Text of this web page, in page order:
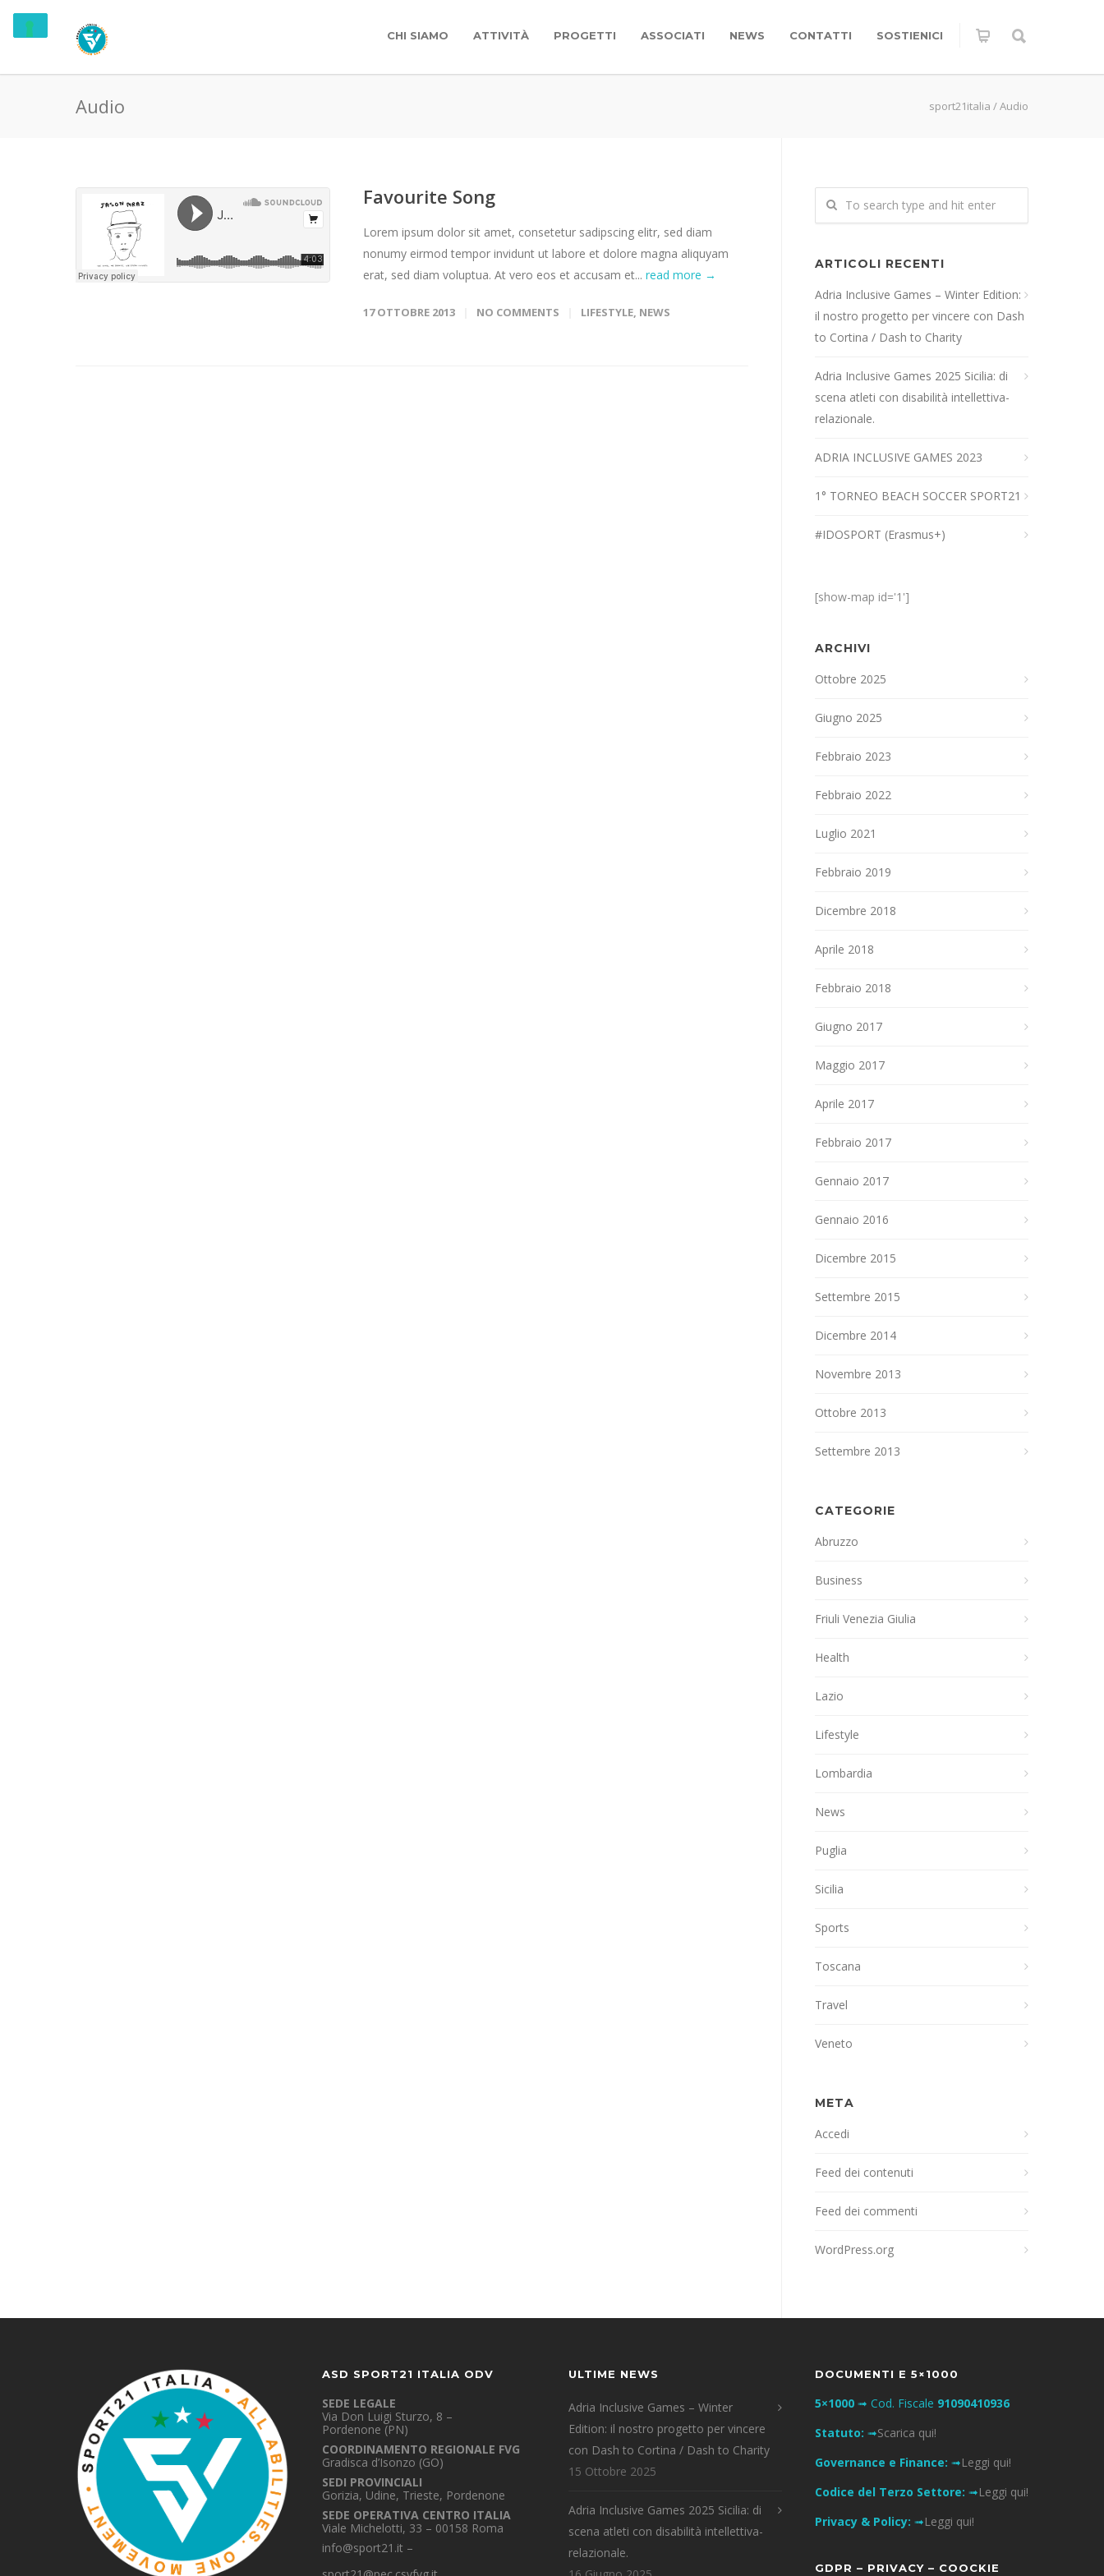
CHI SIAMO ATTIVITÀ PROGETTI ASSOCIATI NEWS CONTATTI SOSTIENICI
Audio sport21italia /Audio
Favourite Song
Lorem ipsum dolor sit amet, consetetur sadipscing elitr, sed diam
nonumy eirmod tempor invidunt ut labore et dolore magna aliquyam
erat, sed diam voluptua. At vero eos et accusam et... read more →
17 OTTOBRE 2013 NO COMMENTS LIFESTYLE, NEWS
ARTICOLI RECENTI
Adria Inclusive Games – Winter Edition:
il nostro progetto per vincere con Dash
to Cortina / Dash to Charity
Adria Inclusive Games 2025 Sicilia: di
scena atleti con disabilità intellettiva-
relazionale.
ADRIA INCLUSIVE GAMES 2023
1° TORNEO BEACH SOCCER SPORT21
#IDOSPORT (Erasmus+)
[show-map id='1']
ARCHIVI
Ottobre 2025
Giugno 2025
Febbraio 2023
Febbraio 2022
Luglio 2021
Febbraio 2019
Dicembre 2018
Aprile 2018
Febbraio 2018
Giugno 2017
Maggio 2017
Aprile 2017
Febbraio 2017
Gennaio 2017
Gennaio 2016
Dicembre 2015
Settembre 2015
Dicembre 2014
Novembre 2013
Ottobre 2013
Settembre 2013
CATEGORIE
Abruzzo
Business
Friuli Venezia Giulia
Health
Lazio
Lifestyle
Lombardia
News
Puglia
Sicilia
Sports
Toscana
Travel
Veneto
META
Accedi
Feed dei contenuti
Feed dei commenti
WordPress.org
ASD SPORT21 ITALIA ODV
SEDE LEGALE
Via Don Luigi Sturzo, 8 –
Pordenone (PN)
COORDINAMENTO REGIONALE FVG
Gradisca d’Isonzo (GO)
SEDI PROVINCIALI
Gorizia, Udine, Trieste, Pordenone
SEDE OPERATIVA CENTRO ITALIA
Viale Michelotti, 33 – 00158 Roma
info@sport21.it –
ULTIME NEWS
Adria Inclusive Games – Winter
Edition: il nostro progetto per vincere
con Dash to Cortina / Dash to Charity
15 Ottobre 2025
Adria Inclusive Games 2025 Sicilia: di
scena atleti con disabilità intellettiva-
relazionale.
DOCUMENTI E 5×1000
5×1000 ➟ Cod. Fiscale 91090410936
Statuto: ➟Scarica qui!
Governance e Finance: ➟Leggi qui!
Codice del Terzo Settore: ➟Leggi qui!
Privacy & Policy: ➟Leggi qui!
GDPR – PRIVACY – COOCKIE